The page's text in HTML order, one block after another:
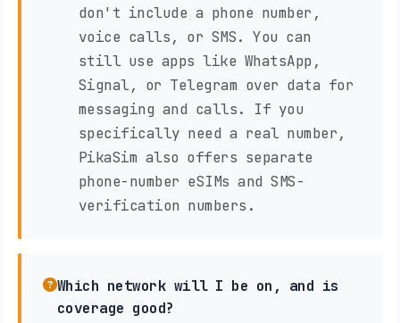
don't include a phone number,
voice calls, or SMS. You can
still use apps like WhatsApp,
Signal, or Telegram over data for
messaging and calls. If you
specifically need a real number,
PikaSim also offers separate
phone-number eSIMs and SMS-
verification numbers.
Which network will I be on, and is
coverage good?